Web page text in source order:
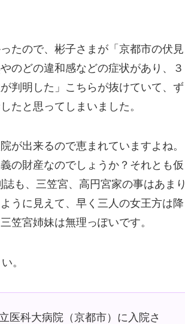
たので、彬子さまが「京都市の伏見
のどの違和感などの症状があり、３
判明した」こちらが抜けていて、ず
たと思ってしまいました。
が出来るので恵まれていますよね。
の財産なのでしょうか？それとも仮
も、三笠宮、高円宮家の事はあまり
うに見えて、早く三人の女王方は降
笠宮姉妹は無理っぽいです。
。
医科大病院（京都市）に入院さ